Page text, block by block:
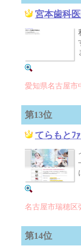
宮本歯科
愛知県名古屋市
第13位
てらもとﾌ
名古屋市瑞穂区
第14位